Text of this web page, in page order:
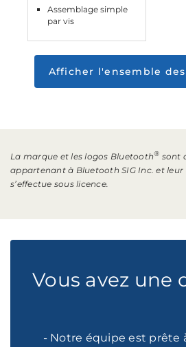
Assemblage simple
par vis
Afficher l'ensemble
La marque et les logos Bluetooth® sont
appartenant à Bluetooth SIG Inc. et
s’effectue sous licence.
Vous avez une
- Notre équipe est prête